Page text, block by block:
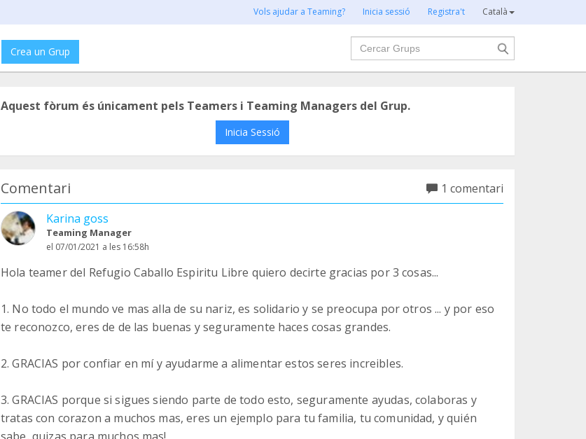
Vols ajudar a Teaming? Inicia sessió Registra't Català
Crea un Grup
Cercar
Aquest fòrum és únicament pels Teamers i Teaming Managers del Grup.
Inicia Sessió
Comentari
1 comentari
Karina goss
Teaming Manager
el 07/01/2021 a les 16:58h
Hola teamer del Refugio Caballo Espiritu Libre quiero decirte gracias por 3 cosas...
1. No todo el mundo ve mas alla de su nariz, es solidario y se preocupa por otros ... y por eso
te reconozco, eres de de las buenas y seguramente haces cosas grandes.
2. GRACIAS por confiar en mí y ayudarme a alimentar estos seres increibles.
3. GRACIAS porque si sigues siendo parte de todo esto, seguramente ayudas, colaboras y
tratas con corazon a muchos mas, eres un ejemplo para tu familia, tu comunidad, y quién